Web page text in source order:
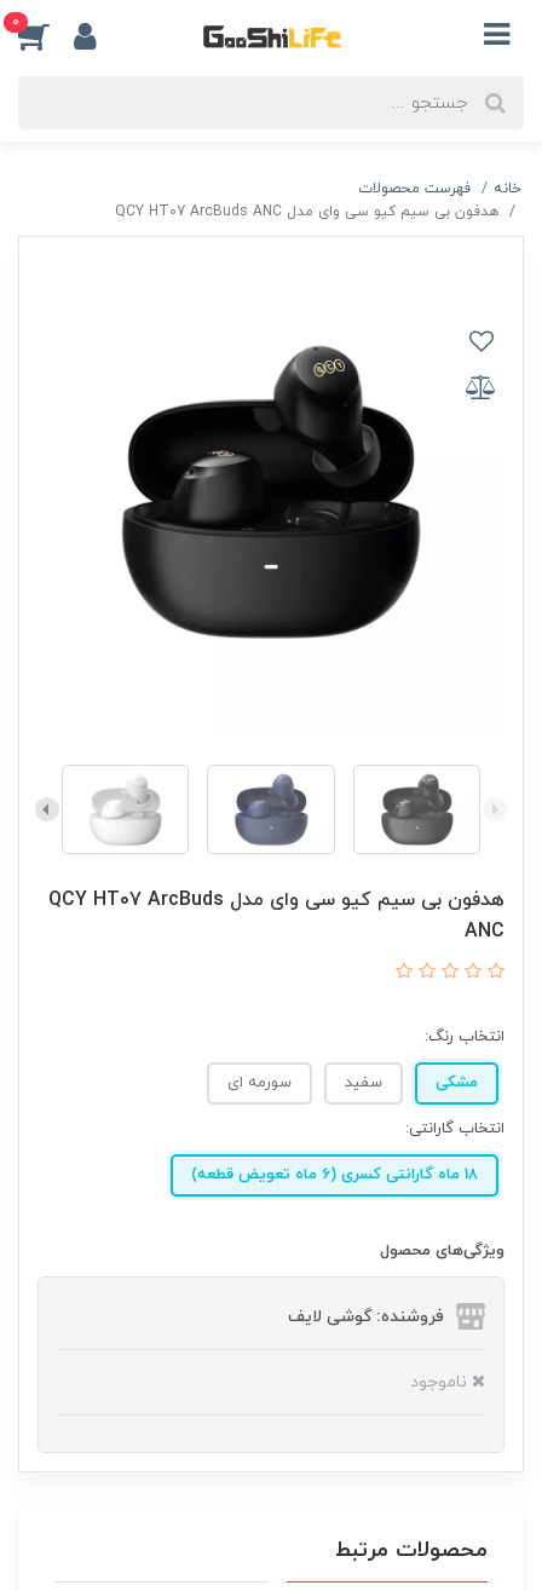
0
خانه
فهرست محصولات
هدفون بی سیم کیو سی وای مدل QCY HT07 ArcBuds ANC
هدفون بی سیم کیو سی وای مدل QCY HT07 ArcBuds
ANC
انتخاب رنگ:
مشکی سفید سورمه ای
انتخاب گارانتی:
18 ماه گارانتی کسری (6 ماه تعویض قطعه)
ویژگی‌های محصول
فروشنده: گوشی لایف
ناموجود
محصولات مرتبط